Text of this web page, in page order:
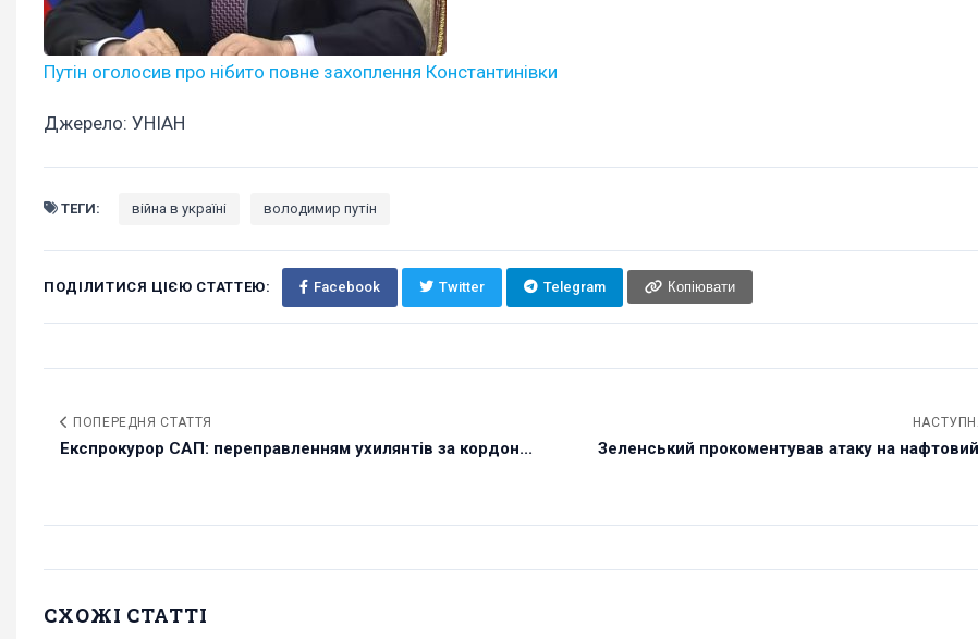
Путін оголосив про нібито повне захоплення Константинівки
Джерело: УНІАН
ТЕГИ: війна в україні володимир путін
ПОДІЛИТИСЯ ЦІЄЮ СТАТТЕЮ: Facebook Twitter Telegram Копіювати
ПОПЕРЕДНЯ СТАТТЯ
Експрокурор САП: переправленням ухилянтів за кордон...
Зеленський прокоментував атаку на
СХОЖІ СТАТТІ